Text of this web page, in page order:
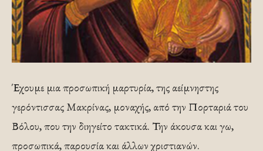
Έχουμε μια προσωπική μαρτυρία, της αείμνηστης
γερόντισσας Μακρίνας, μοναχής, από την Πορταριά του
Βόλου, που την διηγείτο τακτικά. Την άκουσα και γω,
προσωπικά, παρουσία και άλλων χριστιανών.